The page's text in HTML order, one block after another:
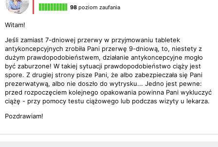
98 poziom zaufania
Witam!
Jeśli zamiast 7-dniowej przerwy w przyjmowaniu tabletek
antykoncepcyjnych zrobiła Pani przerwę 9-dniową, to, niestety z
dużym prawdopodobieństwem, działanie antykoncepcyjne mogło
być zaburzone! W takiej sytuacji prawdopodobieństwo ciąży jest
spore. Z drugiej strony pisze Pani, że albo zabezpieczała się Pani
prezerwatywą, albo nie doszło do wytrysku... Jedno jest pewne:
przed rozpoczęciem kolejnego opakowania powinna Pani wykluczyć
ciążę - przy pomocy testu ciążowego lub podczas wizyty u lekarza.
Pozdrawiam!